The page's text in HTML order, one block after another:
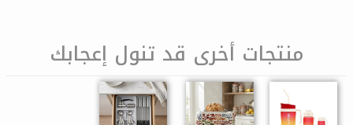
منتجات أخرى قد تنول إعجابك